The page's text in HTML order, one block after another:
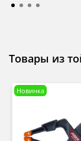
Товары из
Новинка